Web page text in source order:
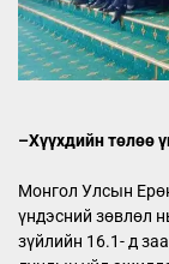
–Хүүхдийн төлөө
Монгол Улсын
үндэсний зөвлөл
зүйлийн 16.1- д